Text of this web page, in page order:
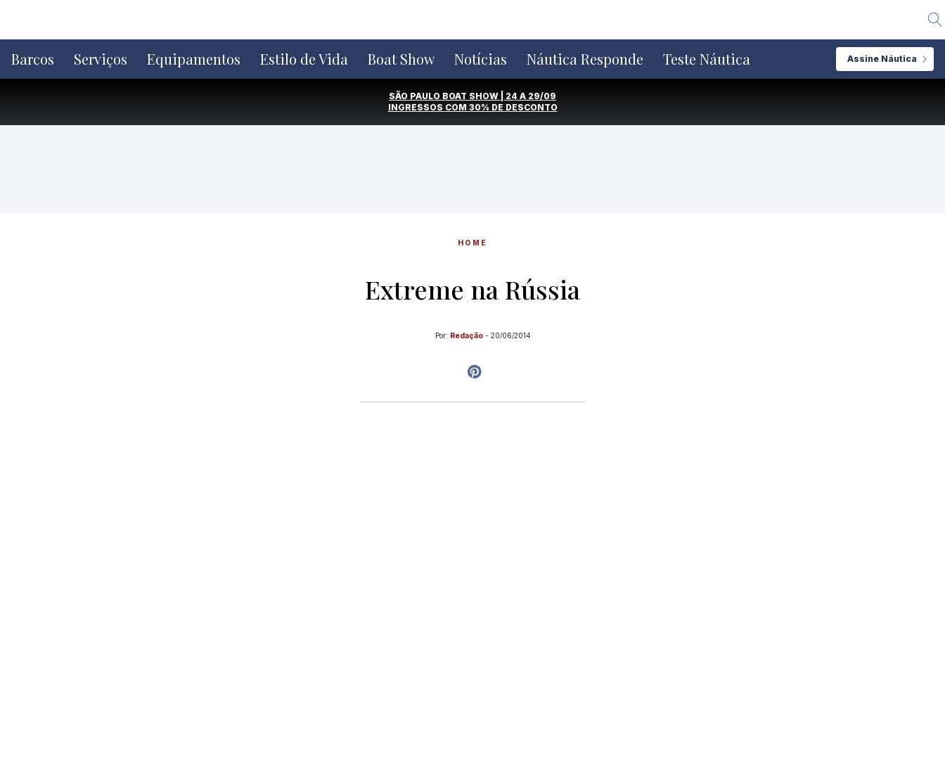
o
conteúdo
Barcos Serviços Equipamentos Estilo de Vida Boat Show Notícias Náutica Responde Teste Náutica Assine Náutica
SÃO PAULO BOAT SHOW | 24 A 29/09
INGRESSOS COM 30% DE DESCONTO
HOME
Extreme na Rússia
Por: Redação - 20/06/2014